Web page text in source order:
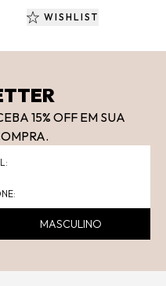
WISHLIST
15% OFF EM SUA
MASCULINO